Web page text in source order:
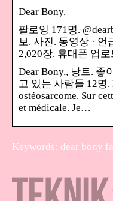
Dear Bony,
팔로잉 171명.
보. 사진. 동영상 · 언
2,020장. 휴대폰 업
Dear Bony,, 낭트. 좋
고 있는 사람들 12명.
ostéosarcome. Sur
et médicale. Je…
Keywords: dear bony